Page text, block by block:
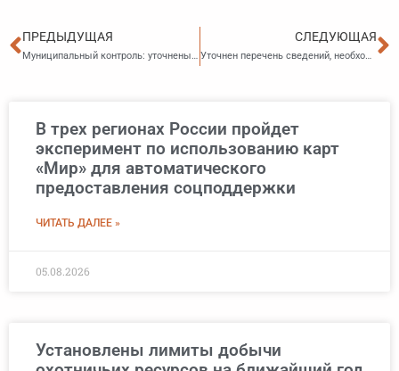
Пред
ПРЕДЫДУЩАЯ
Муниципальный контроль: уточнены функции Управления наружной рекламы и информации администрации Владивостока
СЛЕДУЮЩАЯ
Уточнен перечень сведений, необходимых для бесплатного предоставления земельных участков многодетным семьям
В трех регионах России пройдет
эксперимент по использованию карт
«Мир» для автоматического
предоставления соцподдержки
ЧИТАТЬ ДАЛЕЕ »
05.08.2026
Установлены лимиты добычи